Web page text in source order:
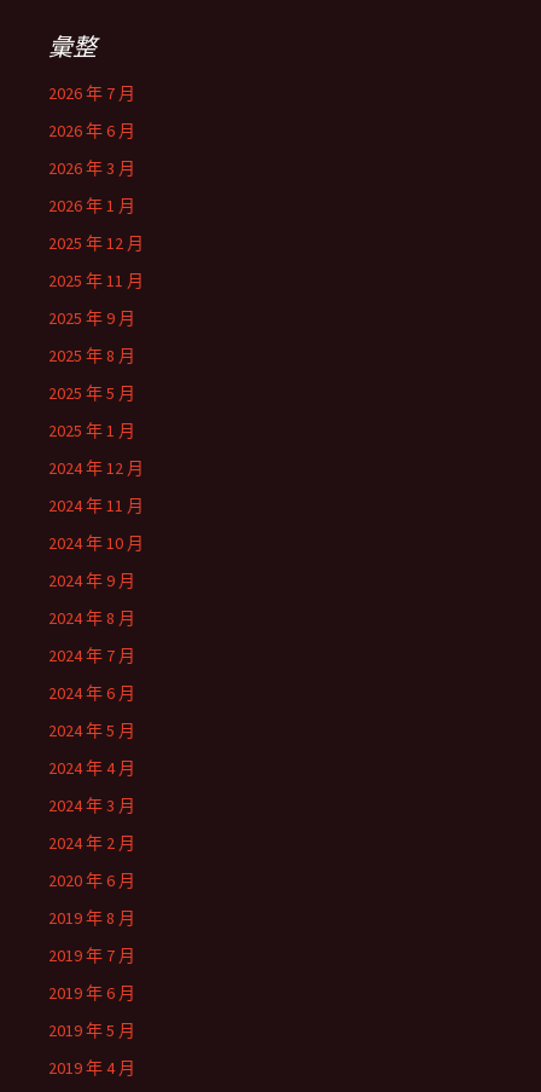
彙整
2026 年 7 月
2026 年 6 月
2026 年 3 月
2026 年 1 月
2025 年 12 月
2025 年 11 月
2025 年 9 月
2025 年 8 月
2025 年 5 月
2025 年 1 月
2024 年 12 月
2024 年 11 月
2024 年 10 月
2024 年 9 月
2024 年 8 月
2024 年 7 月
2024 年 6 月
2024 年 5 月
2024 年 4 月
2024 年 3 月
2024 年 2 月
2020 年 6 月
2019 年 8 月
2019 年 7 月
2019 年 6 月
2019 年 5 月
2019 年 4 月